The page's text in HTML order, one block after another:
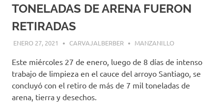
TONELADAS DE ARENA FUERON
RETIRADAS
ENERO 27, 2021 CARVAJALBERBER MANZANILLO
Este miércoles 27 de enero, luego de 8 días de intenso
trabajo de limpieza en el cauce del arroyo Santiago, se
concluyó con el retiro de más de 7 mil toneladas de
arena, tierra y desechos.